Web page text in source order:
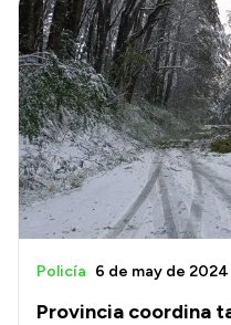
Provincia coordina
Policía 6 de may de 2024